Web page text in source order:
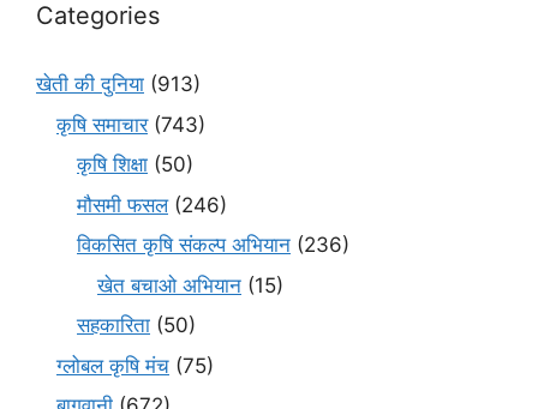
Categories
खेती की दुनिया (913)
कृषि समाचार(743)
कृषि शिक्षा (50)
मौसमी फसल(246)
विकसित कृषि संकल्प अभियान (236)
खेत बचाओ अभियान (15)
सहकारिता (50)
ग्लोबल कृषि मंच (75)